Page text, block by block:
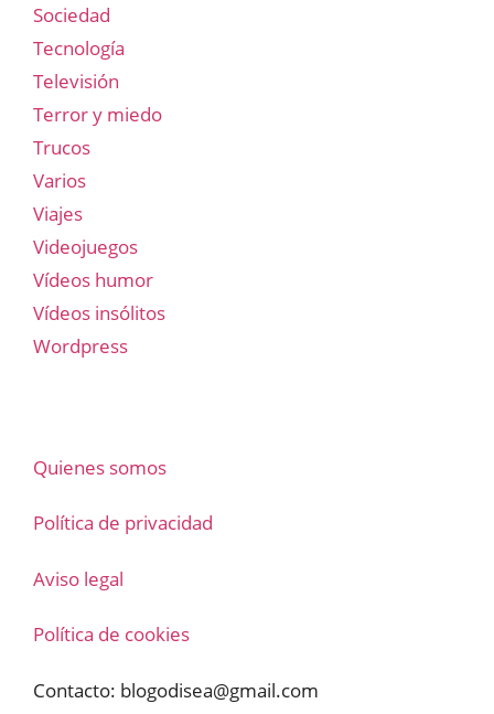
Sociedad
Tecnología
Televisión
Terror y miedo
Trucos
Varios
Viajes
Videojuegos
Vídeos humor
Vídeos insólitos
Wordpress
Quienes somos
Política de privacidad
Aviso legal
Política de cookies
Contacto: blogodisea@gmail.com